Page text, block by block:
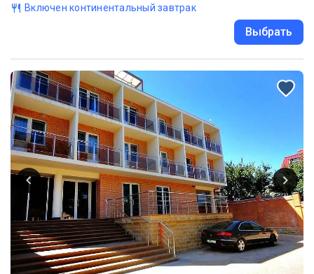
Включен континентальный завтрак
Выбрать